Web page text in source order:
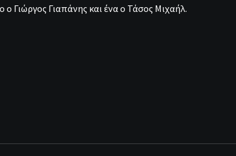
Γιώργος Γιαπάνης και ένα ο Τάσος Μιχαήλ.